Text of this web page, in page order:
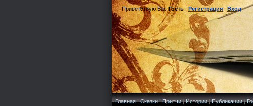
Приветствую Вас Гость|Регистрация|Вход
Главная|Сказки|Притчи|Истории|Публикации|